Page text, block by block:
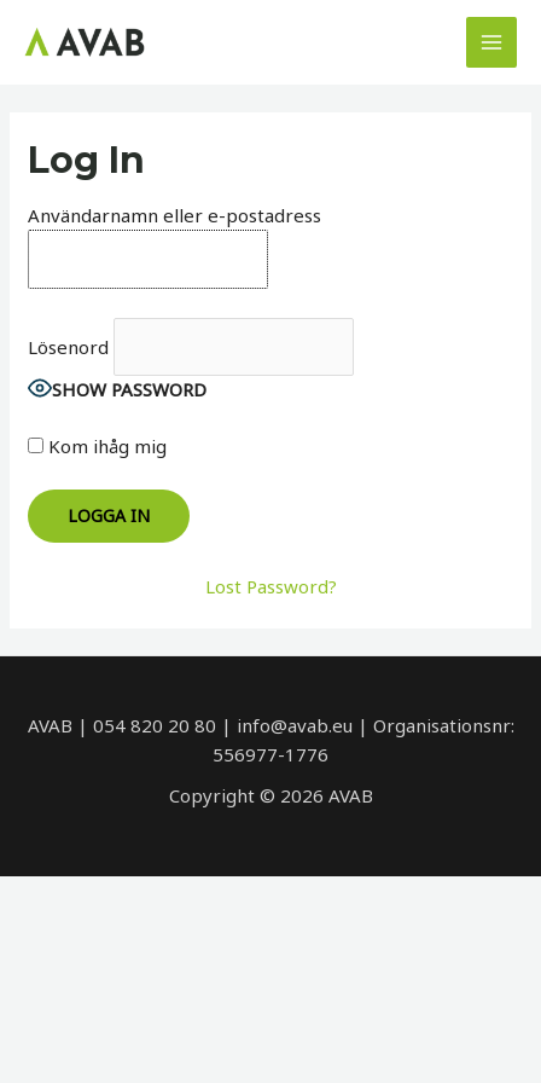
Log In
Användarnamn eller e-postadress
Lösenord
SHOW PASSWORD
Kom ihåg mig
Lost Password?
AVAB | 054 820 20 80 | info@avab.eu | Organisationsnr:
556977-1776
Copyright © 2026 AVAB